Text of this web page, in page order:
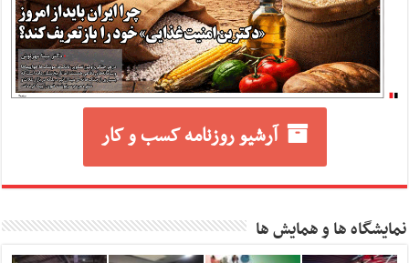
آرشیو روزنامه کسب و کار
نمایشگاه ها و همایش ها